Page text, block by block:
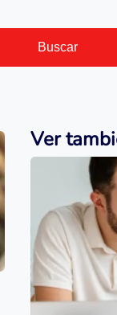
Buscar
Ver